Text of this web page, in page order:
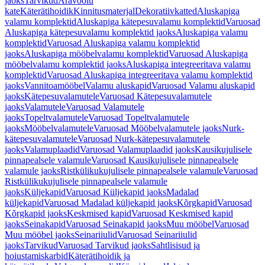
kateKäterätihoidikKinnitusmaterjalDekoratiivkattedAluskapiga
valamu komplektidAluskapiga kätepesuvalamu komplektidVaruosad
Aluskapiga kätepesuvalamu komplektid jaoksAluskapiga valamu
komplektidVaruosad Aluskapiga valamu komplektid
jaoksAluskapiga mööbelvalamu komplektidVaruosad Aluskapiga
mööbelvalamu komplektid jaoksAluskapiga integreeritava valamu
komplektidVaruosad Aluskapiga integreeritava valamu komplektid
jaoksVannitoamööbelValamu aluskapidVaruosad Valamu aluskapid
jaoksKätepesuvalamuteleVaruosad Kätepesuvalamutele
jaoksValamuteleVaruosad Valamutele
jaoksTopeltvalamuteleVaruosad Topeltvalamutele
jaoksMööbelvalamuteleVaruosad Mööbelvalamutele jaoksNurk-
kätepesuvalamuteleVaruosad Nurk-kätepesuvalamutele
jaoksValamuplaadidVaruosad Valamuplaadid jaoksKausikujulisele
pinnapealsele valamuleVaruosad Kausikujulisele pinnapealsele
valamule jaoksRistkülikukujulisele pinnapealsele valamuleVaruosad
Ristkülikukujulisele pinnapealsele valamule
jaoksKüljekapidVaruosad Küljekapid jaoksMadalad
küljekapidVaruosad Madalad küljekapid jaoksKõrgkapidVaruosad
Kõrgkapid jaoksKeskmised kapidVaruosad Keskmised kapid
jaoksSeinakapidVaruosad Seinakapid jaoksMuu mööbelVaruosad
Muu mööbel jaoksSeinariiulidVaruosad Seinariiulid
jaoksTarvikudVaruosad Tarvikud jaoksSahtlisisud ja
hoiustamiskarbidKäterätihoidik ja